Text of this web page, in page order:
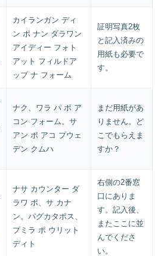
カイランガン ディ
ン ポ ナン ダラワン
アイディー フォト
アット フィルドア
ップ ナ フォーム
証明写真2枚
と記入済みの
用紙も必要で
す。
ナク、ワラ パ ポ ア
コン フォーム。サ
アン ポ アコ プウェ
デン クムハ
まだ用紙があ
りません。ど
こでもらえま
すか？
ナサ カウンター ダ
ラワ ポ、サ カナ
ン。パグカタポス、
プミラ ポ ウリット
ディト
右側の2番窓
口にありま
す。記入後、
またここに並
んでくださ
い。